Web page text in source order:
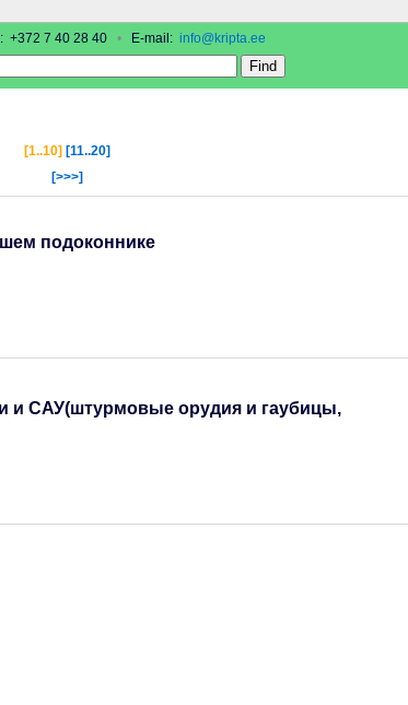
7 40 28 40 •E-mail: info@kripta.ee
[1..10] [11..20]
[>>>]
подоконнике
и САУ(штурмовые орудия и гаубицы,